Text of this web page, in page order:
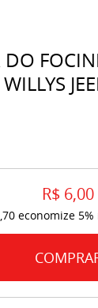
DO
R$ 6,00
economize 5%